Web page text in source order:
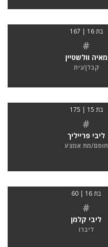
בת 16 | 167
#
מאיה וולשטיין
קבלן/נית
בת 15 | 175
#
ליבי פרייליך
חוסם/מת אמצע
בת 16 | 60
#
ליבי קלמן
ליברו